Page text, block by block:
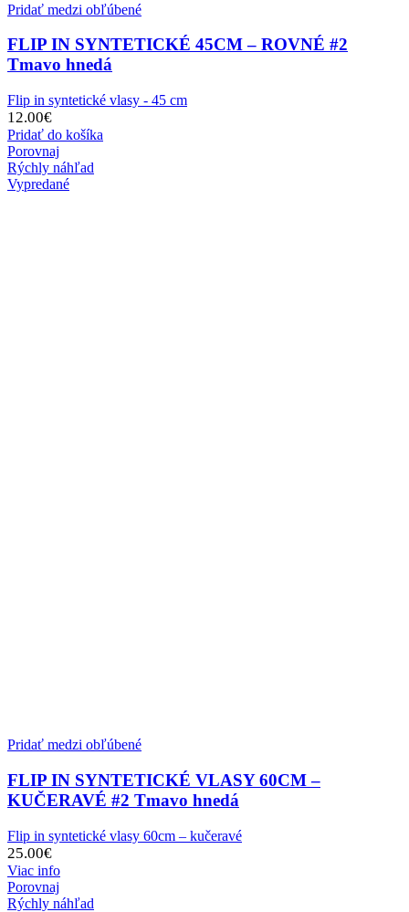
Pridať medzi obľúbené
FLIP IN SYNTETICKÉ 45CM – ROVNÉ #2
Tmavo hnedá
Flip in syntetické vlasy - 45 cm
12.00€
Pridať do košíka
Porovnaj
Rýchly náhľad
Vypredané
Pridať medzi obľúbené
FLIP IN SYNTETICKÉ VLASY 60CM –
KUČERAVÉ #2 Tmavo hnedá
Flip in syntetické vlasy 60cm – kučeravé
25.00€
Viac info
Porovnaj
Rýchly náhľad